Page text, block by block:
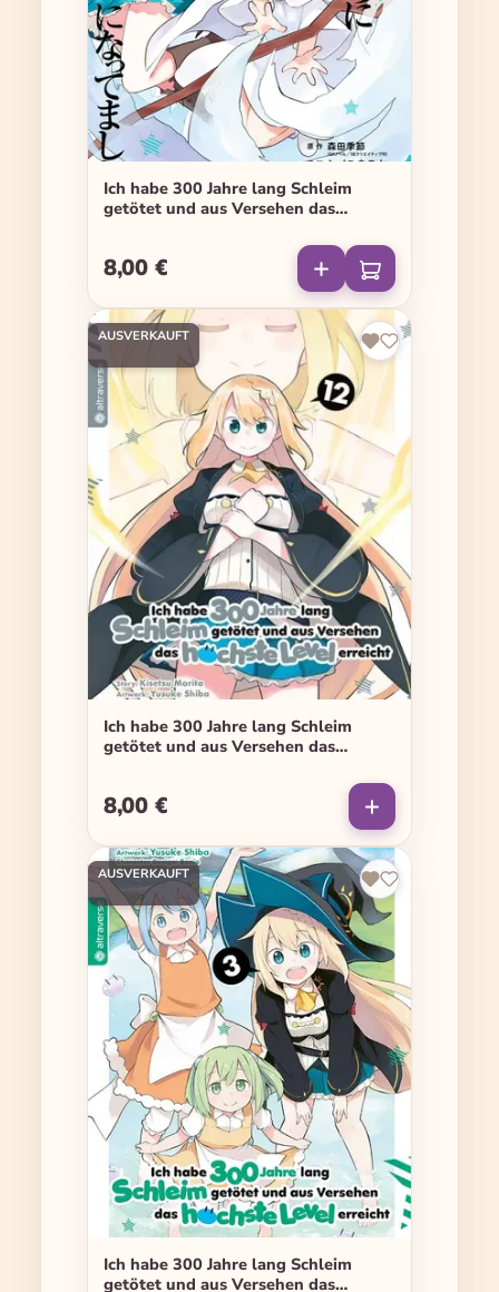
Ich habe 300 Jahre lang Schleim
getötet und aus Versehen das
Regulärer Preis:
8,00 €
AUSVERKAUFT
Ich habe 300 Jahre lang Schleim
getötet und aus Versehen das
Regulärer Preis:
8,00 €
AUSVERKAUFT
Ich habe 300 Jahre lang Schleim
getötet und aus Versehen das